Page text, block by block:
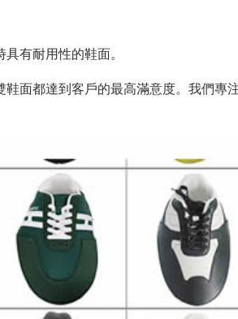
有耐用性的鞋面。
面都達到客戶的最高滿意度。我們專